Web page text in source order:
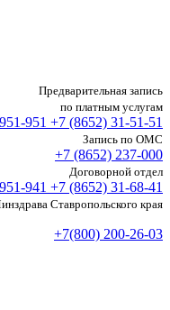
Предварительная запись
по платным услугам
951-951 +7 (8652) 31-51-51
Запись по ОМС
+7 (8652) 237-000
Договорной отдел
951-941 +7 (8652) 31-68-41
Ставропольского края
+7(800) 200-26-03